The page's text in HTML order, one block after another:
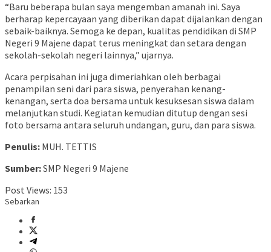
​“Baru beberapa bulan saya mengemban amanah ini. Saya
berharap kepercayaan yang diberikan dapat dijalankan dengan
sebaik-baiknya. Semoga ke depan, kualitas pendidikan di SMP
Negeri 9 Majene dapat terus meningkat dan setara dengan
sekolah-sekolah negeri lainnya,” ujarnya.
Acara perpisahan ini juga dimeriahkan oleh berbagai
penampilan seni dari para siswa, penyerahan kenang-
kenangan, serta doa bersama untuk kesuksesan siswa dalam
melanjutkan studi. Kegiatan kemudian ditutup dengan sesi
foto bersama antara seluruh undangan, guru, dan para siswa.
Penulis: MUH. TETTIS
Sumber:SMP Negeri 9 Majene
Post Views: 153
Sebarkan